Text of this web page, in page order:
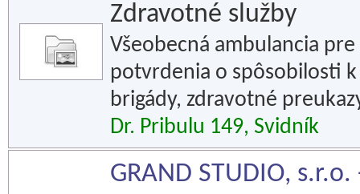
Zdravotné služby
Všeobecná ambulancia
potvrdenia o spôsobilosti
brigády, zdravotné
Dr. Pribulu 149, Svidník
GRAND STUDIO,